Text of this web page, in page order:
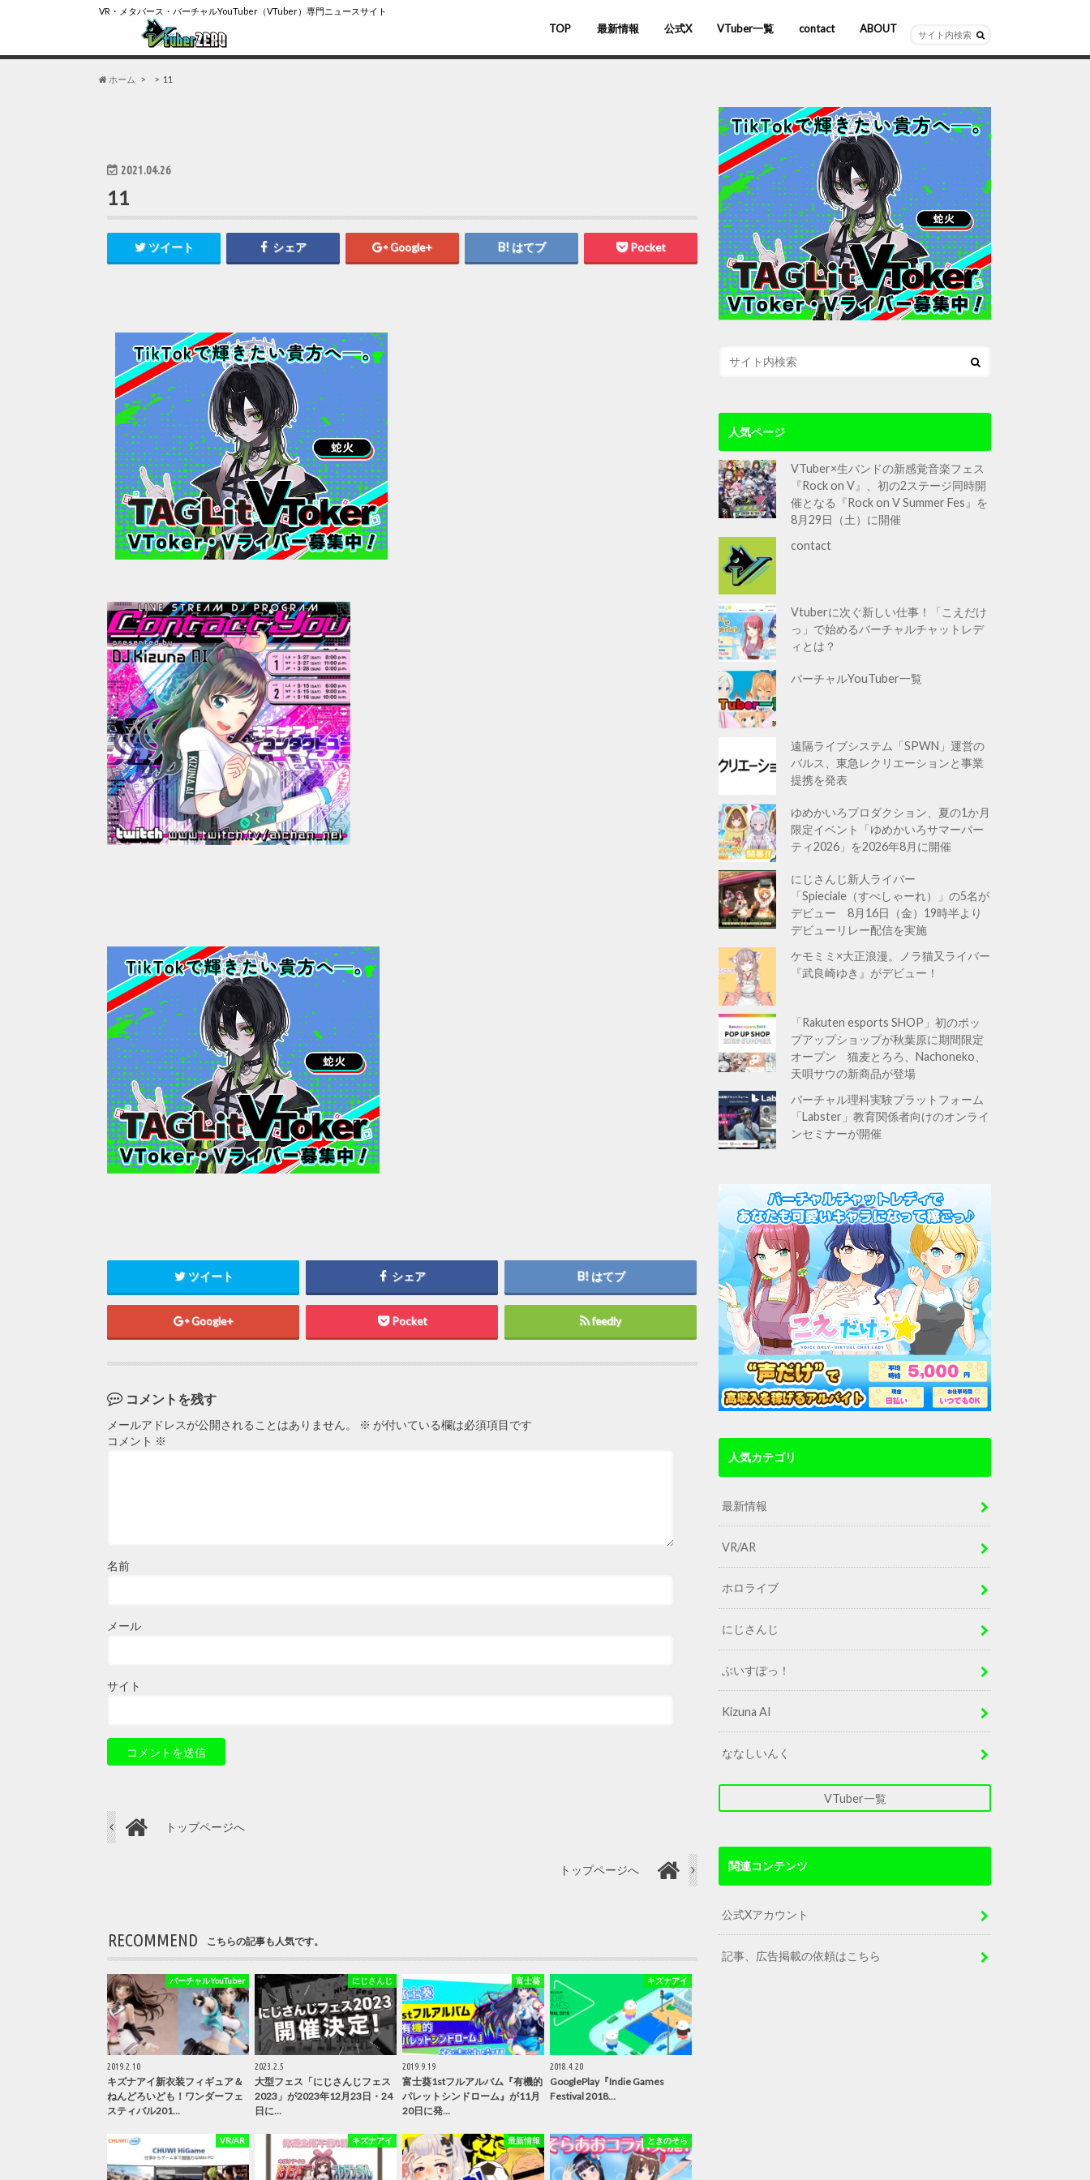
VR・メタバース・バーチャルYouTuber（VTuber）専門ニュースサイト
TOP 最新情報 公式X VTuber一覧
バーチャルYouTuber
VR/AR
ホロライブ
にじさんじ
ななしいんく
ぶいすぽっ！
contact ABOUT
ホーム 11
2021.04.26
11
ツイート シェア Google+ はてブ Pocket
ツイート シェア はてブ
Google+ Pocket feedly
コメントを残す
メールアドレスが公開されることはありません。 ※ が付いている欄は必須項目です
コメント ※
名前
メール
サイト
トップページへ
トップページへ
RECOMMEND こちらの記事も人気です。
バーチャルYouTuber
2019.2.10
キズナアイ新衣装フィギュア＆
ねんどろいども！ワンダーフェ
スティバル201…
にじさんじ
2023.2.5
大型フェス「にじさんじフェス
2023」が2023年12月23日・24
日に…
富士葵
2019.9.19
富士葵1stフルアルバム『有機的
パレットシンドローム』が11月
20日に発…
キズナアイ
2018.4.20
GooglePlay『Indie Games
Festival 2018…
VR/AR キズナアイ 最新情報 ときのそら
人気ページ
VTuber×生バンドの新感覚音楽フェス
『Rock on V』、初の2ステージ同時開
催となる『Rock on V Summer Fes』を
8月29日（土）に開催
contact
Vtuberに次ぐ新しい仕事！「こえだけ
っ」で始めるバーチャルチャットレデ
ィとは？
バーチャルYouTuber一覧
遠隔ライブシステム「SPWN」運営の
バルス、東急レクリエーションと事業
提携を発表
ゆめかいろプロダクション、夏の1か月
限定イベント「ゆめかいろサマーパー
ティ2026」を2026年8月に開催
にじさんじ新人ライバー
「Spieciale（すぺしゃーれ）」の5名が
デビュー 8月16日（金）19時半より
デビューリレー配信を実施
ケモミミ×大正浪漫。ノラ猫又ライバー
『武良崎ゆき』がデビュー！
「Rakuten esports SHOP」初のポッ
プアップショップが秋葉原に期間限定
オープン 猫麦とろろ、Nachoneko、
天唄サウの新商品が登場
バーチャル理科実験プラットフォーム
「Labster」教育関係者向けのオンライ
ンセミナーが開催
人気カテゴリ
最新情報
VR/AR
ホロライブ
にじさんじ
ぶいすぽっ！
Kizuna AI
ななしいんく
VTuber一覧
関連コンテンツ
公式Xアカウント
記事、広告掲載の依頼はこちら